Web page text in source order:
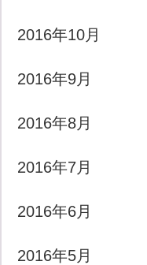
2016年10月
2016年9月
2016年8月
2016年7月
2016年6月
2016年5月